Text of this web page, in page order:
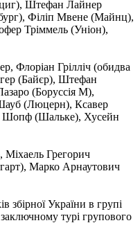
Штефан Лайнер
Філіп Мвене (Майнц),
Тріммель (Уніон),
Флоріан Грілліч (обидва
(Байєр), Штефан
(Боруссія М),
(Люцерн), Ксавер
Шопф (Шальке), Хусейн
Міхаель Грегорич
Марко Арнаутович
збірної України в групі
турі групового